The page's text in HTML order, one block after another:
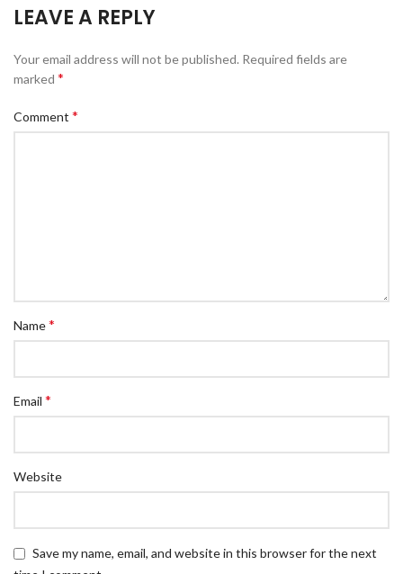
LEAVE A REPLY
Your email address will not be published. Required fields are
marked *
Comment *
Name*
Email *
Website
Save my name, email, and website in this browser for the next